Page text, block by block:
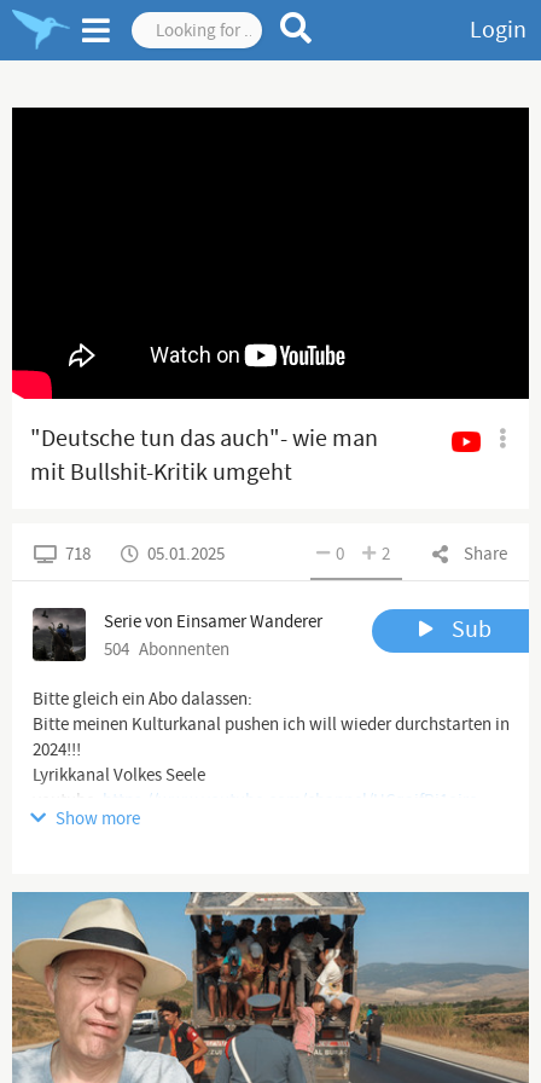
Login
"Deutsche tun das auch"- wie man
mit Bullshit-Kritik umgeht
Share
0 2
718 05.01.2025
Serie von Einsamer Wanderer
504 Abonnenten
Sub
Bitte gleich ein Abo dalassen:
Bitte meinen Kulturkanal pushen ich will wieder durchstarten in
2024!!!
Lyrikkanal Volkes Seele
youtube: https://www.youtube.com/channel/UCqaifRi1ojre...
https://www.youtube.com/@BissigundBoese
Danke!!!
-------------------------------------------------------------------------------
--------------------
Zweitkanal Wandernder Wolf:
https://www.youtube.com/channel/UCrKWOBLC4AJX...
Show more